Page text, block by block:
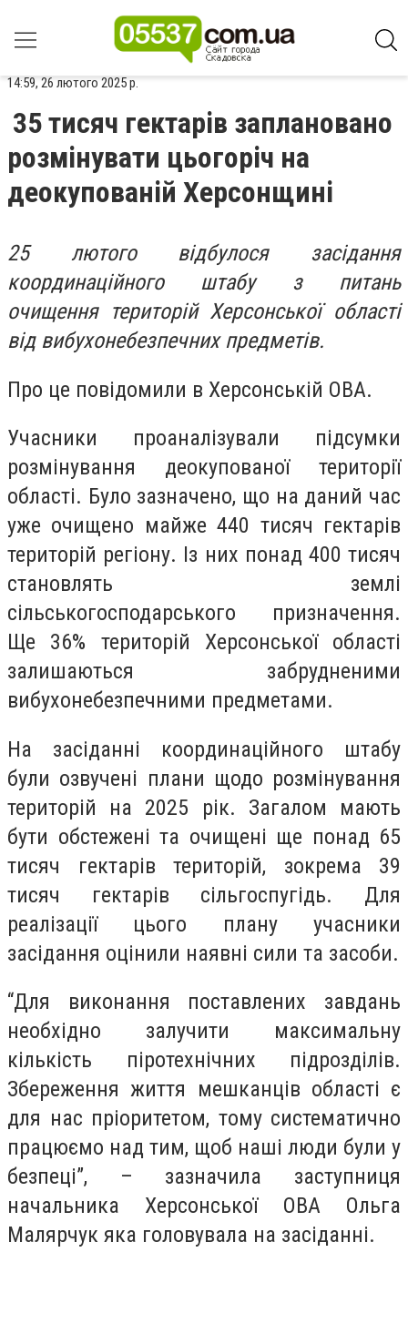
14:59, 26 лютого 2025 р.
35 тисяч гектарів заплановано
розмінувати цьогоріч на
деокупованій Херсонщині
25 лютого відбулося засідання
координаційного штабу з питань
очищення територій Херсонської області
від вибухонебезпечних предметів.
Про це повідомили в Херсонській ОВА.
Учасники проаналізували підсумки
розмінування деокупованої території
області. Було зазначено, що на даний час
уже очищено майже 440 тисяч гектарів
територій регіону. Із них понад 400 тисяч
становлять землі
сільськогосподарського призначення.
Ще 36% територій Херсонської області
залишаються забрудненими
вибухонебезпечними предметами.
На засіданні координаційного штабу
були озвучені плани щодо розмінування
територій на 2025 рік. Загалом мають
бути обстежені та очищені ще понад 65
тисяч гектарів територій, зокрема 39
тисяч гектарів сільгоспугідь. Для
реалізації цього плану учасники
засідання оцінили наявні сили та засоби.
“Для виконання поставлених завдань
необхідно залучити максимальну
кількість піротехнічних підрозділів.
Збереження життя мешканців області є
для нас пріоритетом, тому систематично
працюємо над тим, щоб наші люди були у
безпеці”, – зазначила заступниця
начальника Херсонської ОВА Ольга
Малярчук яка головувала на засіданні.